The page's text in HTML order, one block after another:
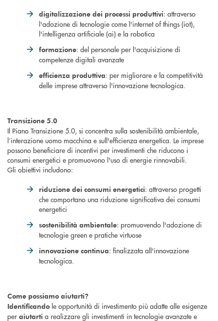
digitalizzazione dei processi produttivi: attraverso
l'adozione di tecnologie come l'internet of things (iot),
l'intelligenza artificiale (ai) e la robotica
formazione: del personale per l'acquisizione di
competenze digitali avanzate
efficienza produttiva: per migliorare e la competitività
delle imprese attraverso l'innovazione tecnologica.
Transizione 5.0
Il Piano Transizione 5.0, si concentra sulla sostenibilità ambientale,
l’interazione uomo macchina e sull'efficienza energetica. Le imprese
possono beneficiare di incentivi per investimenti che riducono i
consumi energetici e promuovono l'uso di energie rinnovabili.
Gli obiettivi includono:
riduzione dei consumi energetici: attraverso progetti
che comportano una riduzione significativa dei consumi
energetici
sostenibilità ambientale: promuovendo l'adozione di
tecnologie green e pratiche virtuose
innovazione continua: finalizzata all'innovazione
tecnologica.
Come possiamo aiutarti?
Identificando le opportunità di investimento più adatte alle esigenze
per aiutarti a realizzare gli investimenti in tecnologie avanzate e